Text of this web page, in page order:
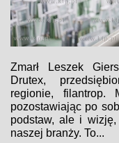
Zmarł Leszek
Drutex,
regionie, filantrop.
pozostawiając po
podstaw, ale i
naszej branży. To...